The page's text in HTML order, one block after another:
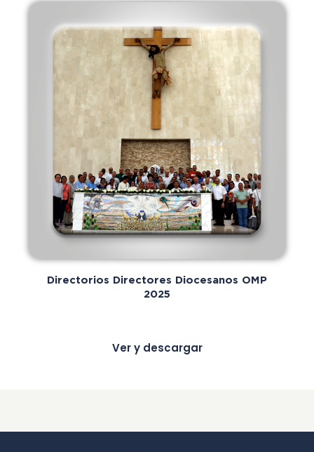
Directorios Directores Diocesanos OMP
2025
Ver y descargar